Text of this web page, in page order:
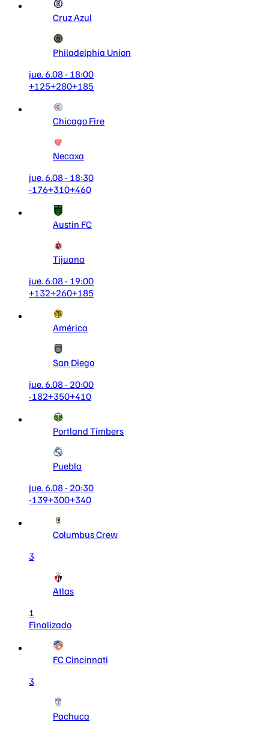
Cruz Azul
Philadelphia Union
jue. 6.08 - 18:00
+125+280+185
Chicago Fire
Necaxa
jue. 6.08 - 18:30
-176+310+460
Austin FC
Tijuana
jue. 6.08 - 19:00
+132+260+185
América
San Diego
jue. 6.08 - 20:00
-182+350+410
Portland Timbers
Puebla
jue. 6.08 - 20:30
-139+300+340
Columbus Crew
3
Atlas
1
Finalizado
FC Cincinnati
3
Pachuca